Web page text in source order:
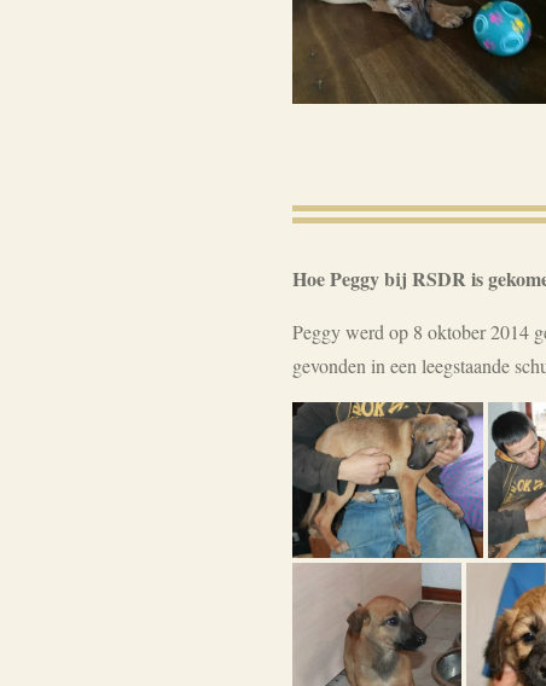
Hoe Peggy bij RSDR is
Peggy werd op 8 oktober 2014
gevonden in een leegstaande